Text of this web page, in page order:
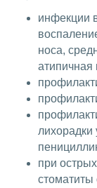
инфекции
носа,
атипичная
лихорадки
при
стоматиты